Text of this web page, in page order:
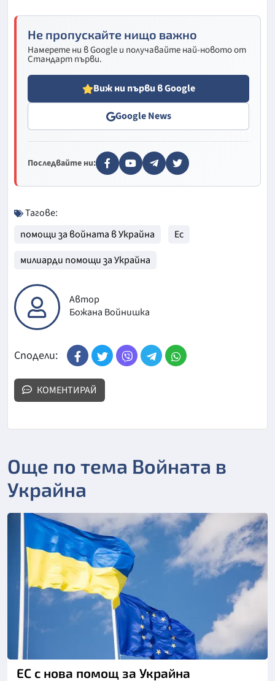
Не пропускайте нищо важно
Намерете ни в Google и получавайте най-новото от
Стандарт първи.
Виж ни първи в Google
Google News
Последвайте ни:
Тагове:
помощи за войната в Украйна
Ес
милиарди помощи за Украйна
Автор
Божана Войнишка
Сподели:
КОМЕНТИРАЙ
Още по тема Войната в
Украйна
ЕС с нова помощ за Украйна